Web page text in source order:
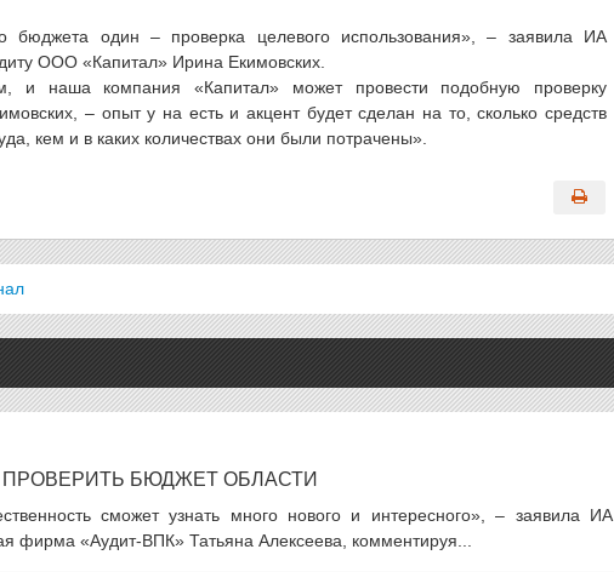
бюджета один – проверка целевого использования», – заявила ИА
ООО «Капитал» Ирина Екимовских.
и наша компания «Капитал» может провести подобную проверку
– опыт у на есть и акцент будет сделан на то, сколько средств
кем и в каких количествах они были потрачены».
БЮДЖЕТ ОБЛАСТИ
сможет узнать много нового и интересного», – заявила ИА
фирма «Аудит-ВПК» Татьяна Алексеева, комментируя...